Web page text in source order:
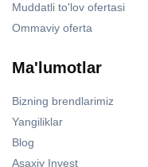
Muddatli to'lov ofertasi
Ommaviy oferta
Ma'lumotlar
Bizning brendlarimiz
Yangiliklar
Blog
Asaxiy Invest